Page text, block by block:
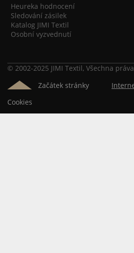
Heureka hodnocení
Sledování zásilek
Katalog JIMI Textil
Osobní vyzvednutí
© 2002-2025 JIMI Textil, Všechna
Začátek stránky
Cookies